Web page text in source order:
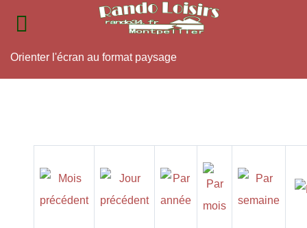
Orienter l'écran au format paysage